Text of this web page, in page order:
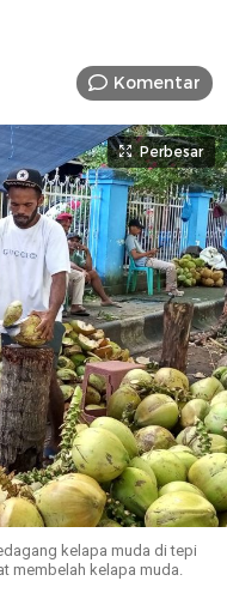
Komentar
Perbesar
kelapa muda di tepi
membelah kelapa muda.